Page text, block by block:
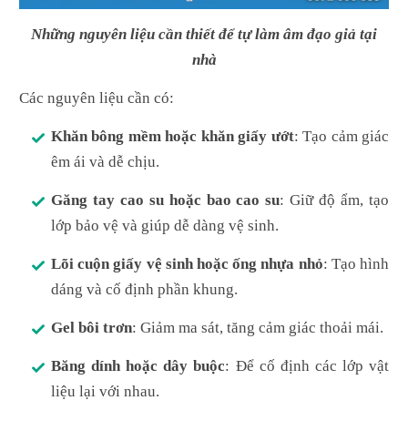
Những nguyên liệu cần thiết để tự làm âm đạo giả tại
nhà
Các nguyên liệu cần có:
Khăn bông mềm hoặc khăn giấy ướt: Tạo cảm giác
êm ái và dễ chịu.
Găng tay cao su hoặc bao cao su: Giữ độ ẩm, tạo
lớp bảo vệ và giúp dễ dàng vệ sinh.
Lõi cuộn giấy vệ sinh hoặc ống nhựa nhỏ: Tạo hình
dáng và cố định phần khung.
Gel bôi trơn: Giảm ma sát, tăng cảm giác thoải mái.
Băng dính hoặc dây buộc: Để cố định các lớp vật
liệu lại với nhau.